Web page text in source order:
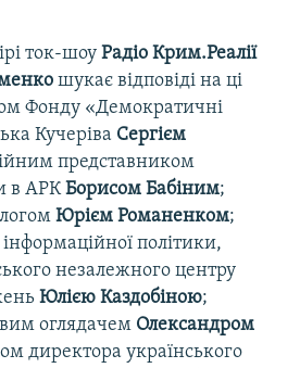
ток-шоу Радіо Крим.Реалії
шукає відповіді на ці
Фонду «Демократичні
Кучеріва Сергієм
представником
в АРКБорисом Бабіним;
Юрієм Романенком;
політики,
незалежного центру
Юлією Каздобіною;
оглядачем Олександром
директора українського